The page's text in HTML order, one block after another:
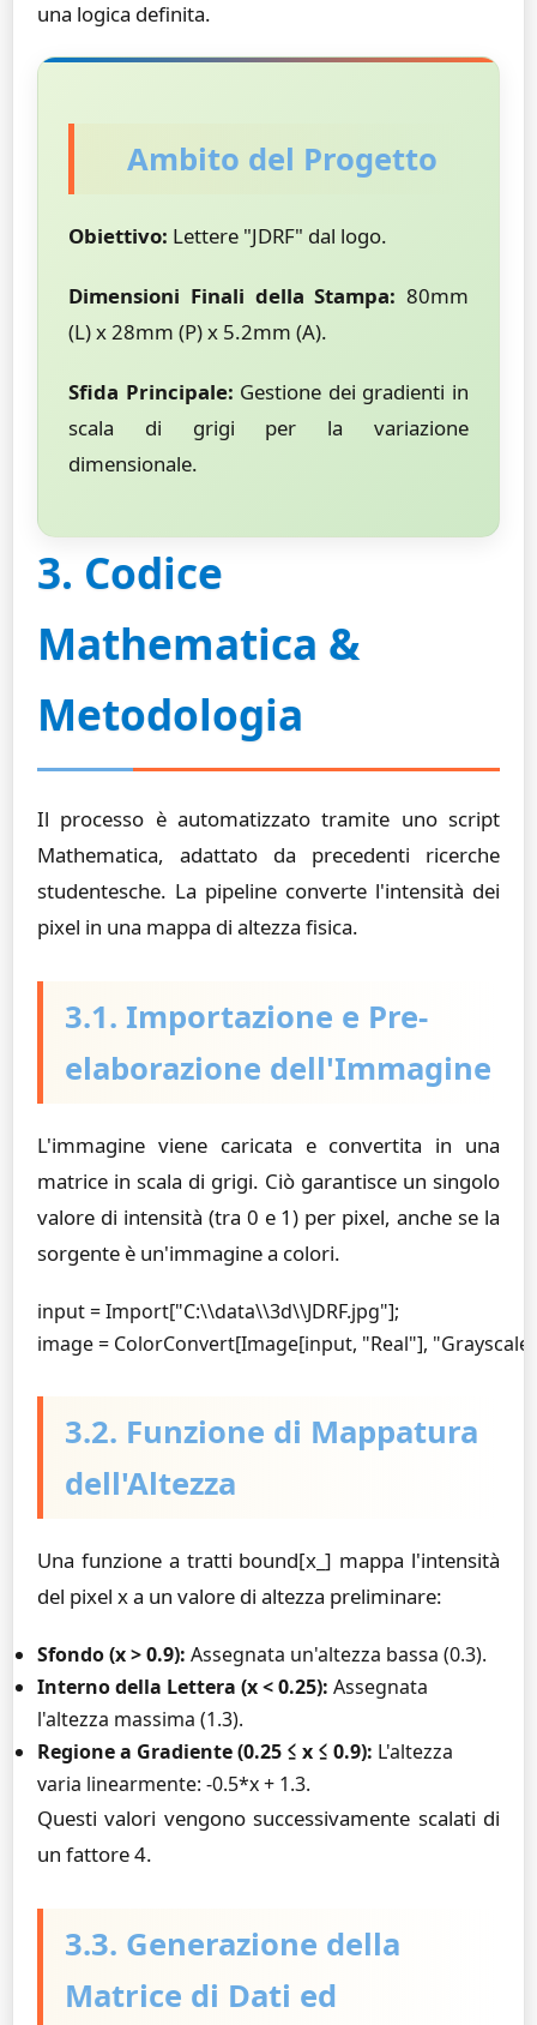
una logica definita.
Ambito del Progetto
Obiettivo: Lettere "JDRF" dal logo.
Dimensioni Finali della Stampa: 80mm
(L) x 28mm (P) x 5.2mm (A).
Sfida Principale: Gestione dei gradienti in
scala di grigi per la variazione
dimensionale.
3. Codice
Mathematica &
Metodologia
Il processo è automatizzato tramite uno script
Mathematica, adattato da precedenti ricerche
studentesche. La pipeline converte l'intensità dei
pixel in una mappa di altezza fisica.
3.1. Importazione e Pre-
elaborazione dell'Immagine
L'immagine viene caricata e convertita in una
matrice in scala di grigi. Ciò garantisce un singolo
valore di intensità (tra 0 e 1) per pixel, anche se la
sorgente è un'immagine a colori.
input = Import["C:\\data\\3d\\JDRF.jpg"];
image = ColorConvert[Image[input, "Real"],
3.2. Funzione di Mappatura
dell'Altezza
Una funzione a tratti bound[x_] mappa l'intensità
del pixel xa un valore di altezza preliminare:
Sfondo (x > 0.9): Assegnata un'altezza bassa (0.3).
Interno della Lettera (x < 0.25): Assegnata
l'altezza massima (1.3).
Regione a Gradiente (0.25 ≤ x ≤ 0.9): L'altezza
varia linearmente: -0.5*x + 1.3.
Questi valori vengono successivamente scalati di
un fattore 4.
3.3. Generazione della
Matrice di Dati ed